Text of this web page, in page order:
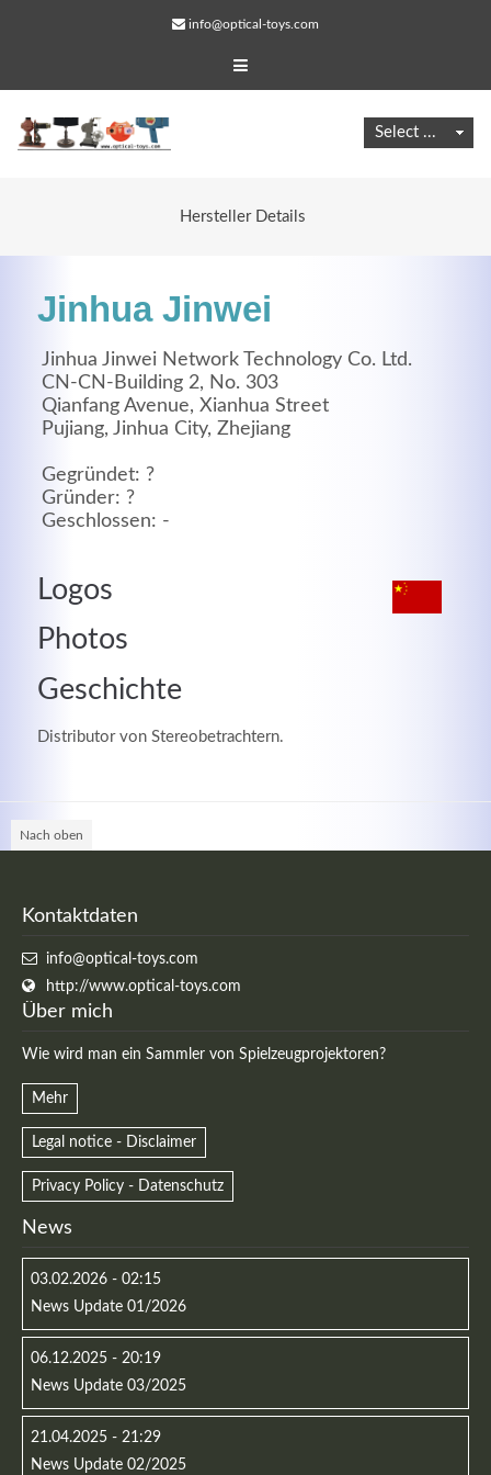
info@optical-toys.com
Hersteller Details
Jinhua Jinwei
Jinhua Jinwei Network Technology Co. Ltd.
CN-CN-Building 2, No. 303
Qianfang Avenue, Xianhua Street
Pujiang, Jinhua City, Zhejiang
Gegründet: ?
Gründer: ?
Geschlossen: -
Logos
Photos
Geschichte
Distributor von Stereobetrachtern.
Nach oben
Kontaktdaten
info@optical-toys.com
http://www.optical-toys.com
Über mich
Wie wird man ein Sammler von Spielzeugprojektoren?
Mehr
Legal notice - Disclaimer
Privacy Policy - Datenschutz
News
03.02.2026 - 02:15
News Update 01/2026
06.12.2025 - 20:19
News Update 03/2025
21.04.2025 - 21:29
News Update 02/2025
Web Projects
elit. Aenean commodo ligula eget dolor.
Good Service
elit. Aenean commodo ligula eget dolor.
Modern & Simple
Lorem ipsum dolor sit amet, consectetuer adipiscing
MEHR INFOS